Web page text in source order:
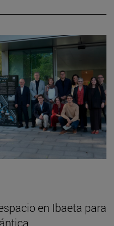
en Ibaeta para